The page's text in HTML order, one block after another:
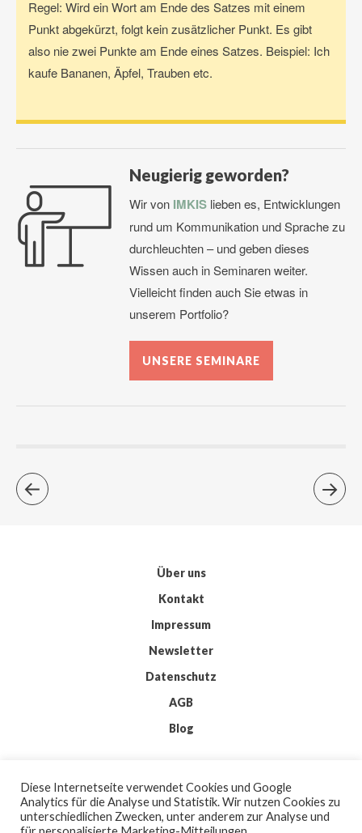
Regel: Wird ein Wort am Ende des Satzes mit einem
Punkt abgekürzt, folgt kein zusätzlicher Punkt. Es gibt
also nie zwei Punkte am Ende eines Satzes. Beispiel: Ich
kaufe Bananen, Äpfel, Trauben etc.
Neugierig geworden?
Wir von IMKIS lieben es, Entwicklungen
rund um Kommunikation und Sprache zu
durchleuchten – und geben dieses
Wissen auch in Seminaren weiter.
Vielleicht finden auch Sie etwas in
unserem Portfolio?
UNSERE SEMINARE
Über uns
Kontakt
Impressum
Newsletter
Datenschutz
AGB
Blog
BYWORDPRESS
| THEME: ELMASTUDIO
| ICONS: FLATICON
Diese Internetseite verwendet Cookies und Google
Analytics für die Analyse und Statistik. Wir nutzen Cookies zu
unterschiedlichen Zwecken, unter anderem zur Analyse und